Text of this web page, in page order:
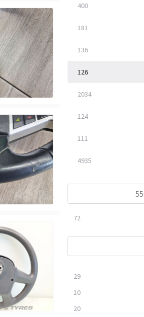
400
181
136
126
2034
124
111
4935
72
29
10
20